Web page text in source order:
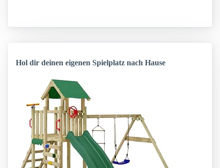
Hol dir deinen eigenen Spielplatz nach Hause